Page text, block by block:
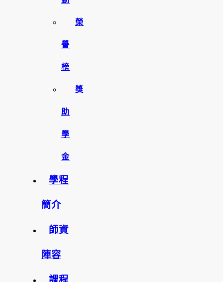
榮
譽
榜
獎
助
學
金
學程
簡介
師資
陣容
課程